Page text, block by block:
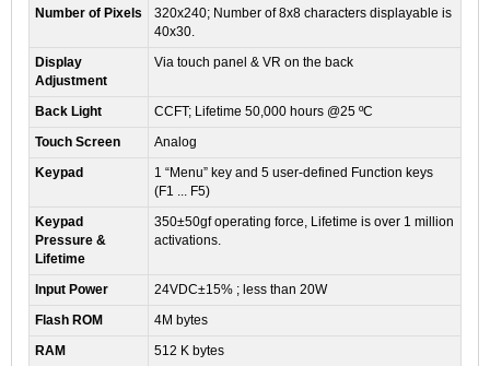
Number of Pixels
320x240; Number of 8x8 characters displayable is
40x30.
Display
Adjustment
Via touch panel & VR on the back
Back Light
CCFT; Lifetime 50,000 hours @25 ºC
Touch Screen
Analog
Keypad
1 “Menu” key and 5 user-defined Function keys
(F1 ... F5)
Keypad
Pressure &
Lifetime
350±50gf operating force, Lifetime is over 1 million
activations.
Input Power
24VDC±15% ; less than 20W
Flash ROM
4M bytes
RAM
512 K bytes